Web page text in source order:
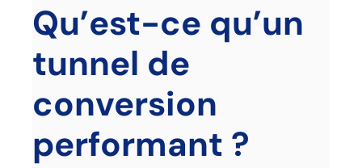
Qu’est-ce qu’un
tunnel de
conversion
performant ?